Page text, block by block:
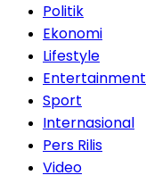
Politik
Ekonomi
Lifestyle
Entertainment
Sport
Internasional
Pers Rilis
Video